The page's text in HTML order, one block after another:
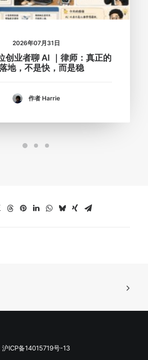
2026年07月31日
创业者聊 AI ｜律师：真正的
地，不是快，而是稳
作者 Harrie
沪ICP备14015719号-13